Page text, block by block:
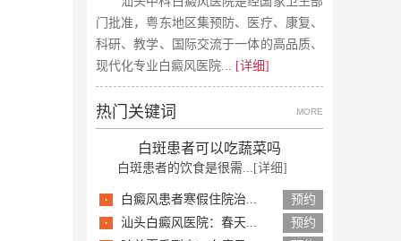
门批准，粤东地区集预防、医疗、康复、
科研、教学、国际交流于一体的高品质、
现代化专业白癜风医院... [详细]
热门关键词 MORE
白斑患者可以吃蔬菜吗
白斑患者的饮食是很需... [详细]
· 白癜风患者寒假住院治... 预约
· 汕头白癜风医院：春天... 预约